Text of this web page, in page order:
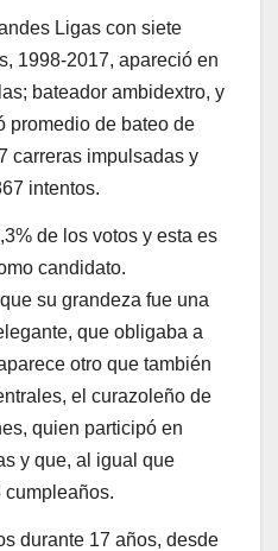
Ligas con siete
1998-2017, apareció en
bateador ambidextro, y
promedio de bateo de
carreras impulsadas y
intentos.
de los votos y esta es
candidato.
su grandeza fue una
que obligaba a
otro que también
el curazoleño de
quien participó en
y que, al igual que
durante 17 años, desde